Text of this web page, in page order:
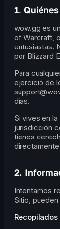
1.
wow.gg es
of Warcraft,
entusiastas.
por Blizzard
Para
ejercicio de
días.
Si vives en la
jurisdicción
tienes
directamente
2.
Intentamos
Sitio,